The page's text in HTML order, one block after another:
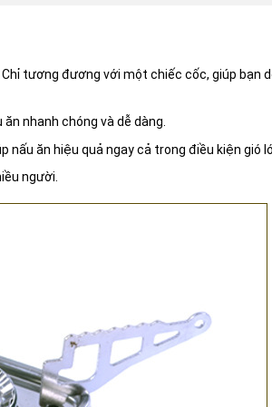
tương đương với một chiếc cốc, giúp bạn
nhanh chóng và dễ dàng.
ăn hiệu quả ngay cả trong điều kiện gió
người.